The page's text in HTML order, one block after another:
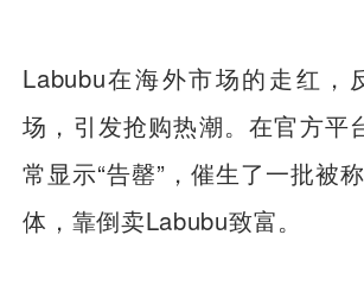
Labubu在海外市场的走红，
场，引发抢购热潮。在官方平
常显示“告罄”，催生了一批被
体，靠倒卖Labubu致富。